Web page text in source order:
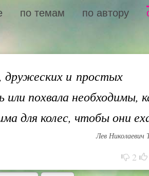
по темам по автору
и простых
похвала необходимы,
для колес, чтобы они
Лев Николаевич
2